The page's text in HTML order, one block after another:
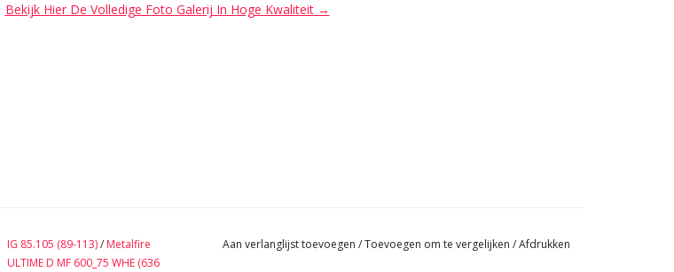
Bekijk Hier De Volledige Foto Galerij In Hoge Kwaliteit →
IG 85.105 (89-113)/ Metalfire
ULTIME D MF 600_75 WHE (636
Aan verlanglijst toevoegen /Toevoegen om te vergelijken /Afdrukken